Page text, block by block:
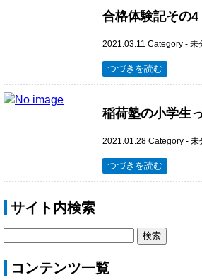
合格体験記その4
2021.03.11 Category - 未
つづきを読む
稲荷塾の小学生
2021.01.28 Category - 未
つづきを読む
サイト内検索
コンテンツ一覧